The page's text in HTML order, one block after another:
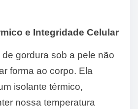
e Integridade Celular
gordura sob a pele não
forma ao corpo. Ela
isolante térmico,
nossa temperatura